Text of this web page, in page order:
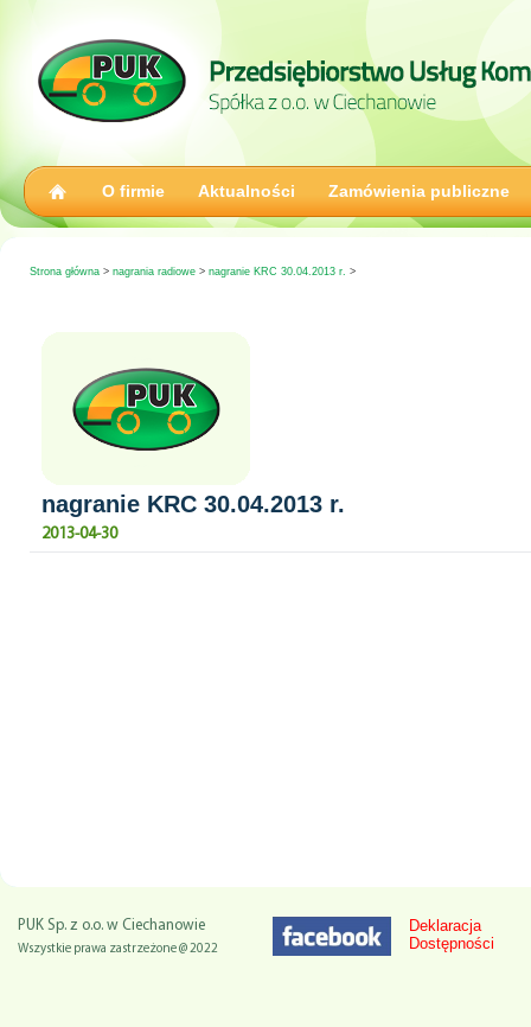
O firmie Aktualności Zamówienia publiczne
Strona główna> nagrania radiowe> nagranie KRC 30.04.2013 r. >
nagranie KRC 30.04.2013 r.
2013-04-30
PUK Sp. z o.o. w Ciechanowie
Wszystkie prawa zastrzeżone @ 2022
Deklaracja
Dostępności